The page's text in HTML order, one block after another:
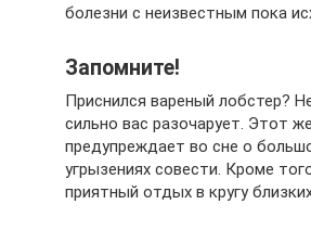
болезни с неизвестным пока
Запомните!
Приснился вареный лобстер?
сильно вас разочарует. Этот
предупреждает во сне о
угрызениях совести. Кроме
приятный отдых в кругу